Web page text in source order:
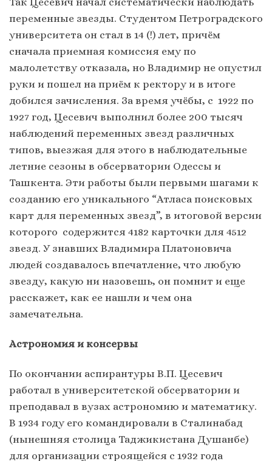
переменные звезды. Студентом Петроградского
университета он стал в 14 (!) лет, причём
сначала приемная комиссия ему по
малолетству отказала, но Владимир не опустил
руки и пошел на приём к ректору и в итоге
добился зачисления. За время учёбы, с 1922 по
1927 год, Цесевич выполнил более 200 тысяч
наблюдений переменных звезд различных
типов, выезжая для этого в наблюдательные
летние сезоны в обсерватории Одессы и
Ташкента. Эти работы были первыми шагами к
созданию его уникального “Атласа поисковых
карт для переменных звезд”, в итоговой версии
которого содержится 4182 карточки для 4512
звезд. У знавших Владимира Платоновича
людей создавалось впечатление, что любую
звезду, какую ни назовешь, он помнит и еще
расскажет, как ее нашли и чем она
замечательна.
Астрономия и консервы
По окончании аспирантуры В.П. Цесевич
работал в университетской обсерватории и
преподавал в вузах астрономию и математику.
В 1934 году его командировали в Сталинабад
(нынешняя столица Таджикистана Душанбе)
для организации строящейся с 1932 года